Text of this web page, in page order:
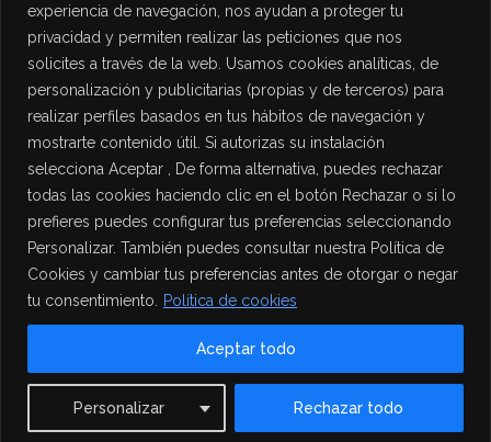
experiencia de navegación, nos ayudan a proteger tu
privacidad y permiten realizar las peticiones que nos
solicites a través de la web. Usamos cookies analíticas, de
personalización y publicitarias (propias y de terceros) para
realizar perfiles basados en tus hábitos de navegación y
mostrarte contenido útil. Si autorizas su instalación
selecciona Aceptar , De forma alternativa, puedes rechazar
todas las cookies haciendo clic en el botón Rechazar o si lo
prefieres puedes configurar tus preferencias seleccionando
Personalizar. También puedes consultar nuestra Política de
Cookies y cambiar tus preferencias antes de otorgar o negar
tu consentimiento.
Política de cookies
Personalizar Rechazar todo
Aceptar todo
PROTECCIÓN DE DATOS
Política de Privacidad
Política de Cookies
Aviso Legal